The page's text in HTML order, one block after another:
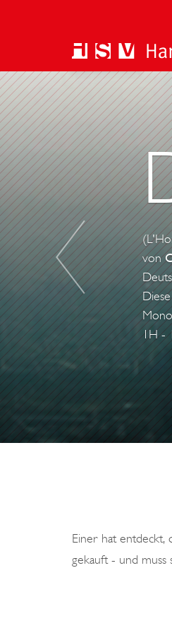
D
I
E
A
F
F
Ä
R
E
R
U
E
B
O
von
1H -
Einer hat entdeckt,
gekauft - und muss